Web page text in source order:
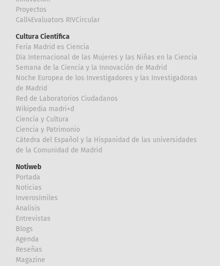
Proyectos
Call4Evaluators RIVCircular
Cultura Científica
Feria Madrid es Ciencia
Día Internacional de las Mujeres y las Niñas en la Ciencia
Semana de la Ciencia y la Innovación de Madrid
Noche Europea de los Investigadores y las Investigadoras
de Madrid
Red de Laboratorios Ciudadanos
Wikipedia madri+d
Ciencia y Cultura
Ciencia y Patrimonio
Cátedra del Español y la Hispanidad de las universidades
de la Comunidad de Madrid
Notiweb
Portada
Noticias
Inverosímiles
Analisis
Entrevistas
Blogs
Agenda
Reseñas
Magazine